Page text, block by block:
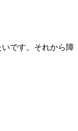
です。それから障